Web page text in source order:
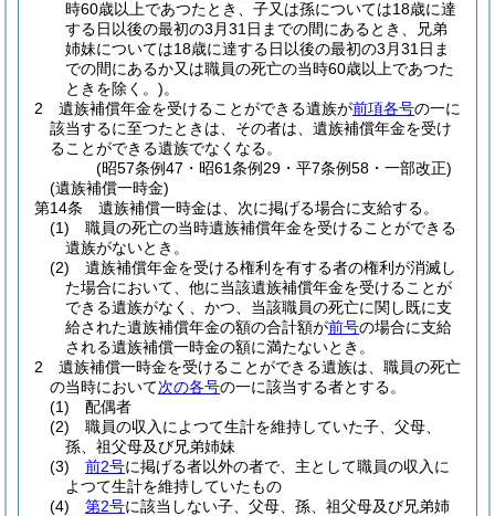
時60歳以上であつたとき、子又は孫については18歳に達
する日以後の最初の3月31日までの間にあるとき、兄弟
姉妹については18歳に達する日以後の最初の3月31日ま
での間にあるか又は職員の死亡の当時60歳以上であつた
ときを除く。)。
2
遺族補償年金を受けることができる遺族が前項各号の一に
該当するに至つたときは、その者は、遺族補償年金を受け
ることができる遺族でなくなる。
(昭57条例47・昭61条例29・平7条例58・一部改正)
(遺族補償一時金)
第14条
遺族補償一時金は、次に掲げる場合に支給する。
(1)
職員の死亡の当時遺族補償年金を受けることができる
遺族がないとき。
(2)
遺族補償年金を受ける権利を有する者の権利が消滅し
た場合において、他に当該遺族補償年金を受けることが
できる遺族がなく、かつ、当該職員の死亡に関し既に支
給された遺族補償年金の額の合計額が前号の場合に支給
される遺族補償一時金の額に満たないとき。
2
遺族補償一時金を受けることができる遺族は、職員の死亡
の当時において次の各号の一に該当する者とする。
(1)
配偶者
(2)
職員の収入によつて生計を維持していた子、父母、
孫、祖父母及び兄弟姉妹
(3)
前2号に掲げる者以外の者で、主として職員の収入に
よつて生計を維持していたもの
(4)
第2号に該当しない子、父母、孫、祖父母及び兄弟姉